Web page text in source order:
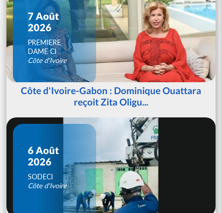
7 Août
2026
PREMIERE
DAME CI
Côte d'Ivoire
Côte d'Ivoire-Gabon : Dominique Ouattara
reçoit Zita Oligu...
6 Août
2026
SODECI
Côte d'Ivoire